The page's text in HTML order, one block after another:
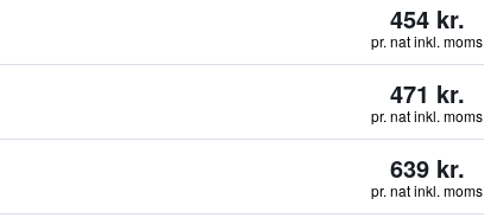
454 kr.
pr. nat inkl. moms
471 kr.
pr. nat inkl. moms
639 kr.
pr. nat inkl. moms